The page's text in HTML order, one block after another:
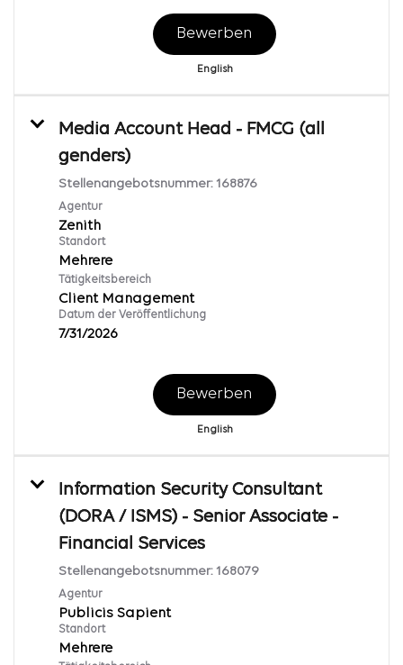
Bewerben
English
Media Account Head - FMCG (all
genders)
Stellenangebotsnummer: 168876
Agentur
Zenith
Standort
Mehrere
Tätigkeitsbereich
Client Management
Datum der Veröffentlichung
7/31/2026
Bewerben
English
Information Security Consultant
(DORA / ISMS) - Senior Associate -
Financial Services
Stellenangebotsnummer: 168079
Agentur
Publicis Sapient
Standort
Mehrere